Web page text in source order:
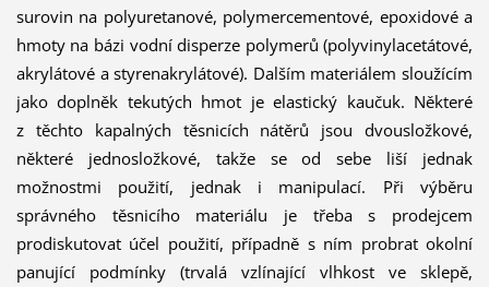
surovin na polyuretanové, polymercementové, epoxidové a
hmoty na bázi vodní disperze polymerů (polyvinylacetátové,
akrylátové a styrenakrylátové). Dalším materiálem sloužícím
jako doplněk tekutých hmot je elastický kaučuk. Některé
z těchto kapalných těsnicích nátěrů jsou dvousložkové,
některé jednosložkové, takže se od sebe liší jednak
možnostmi použití, jednak i manipulací. Při výběru
správného těsnicího materiálu je třeba s prodejcem
prodiskutovat účel použití, případně s ním probrat okolní
panující podmínky (trvalá vzlínající vlhkost ve sklepě,